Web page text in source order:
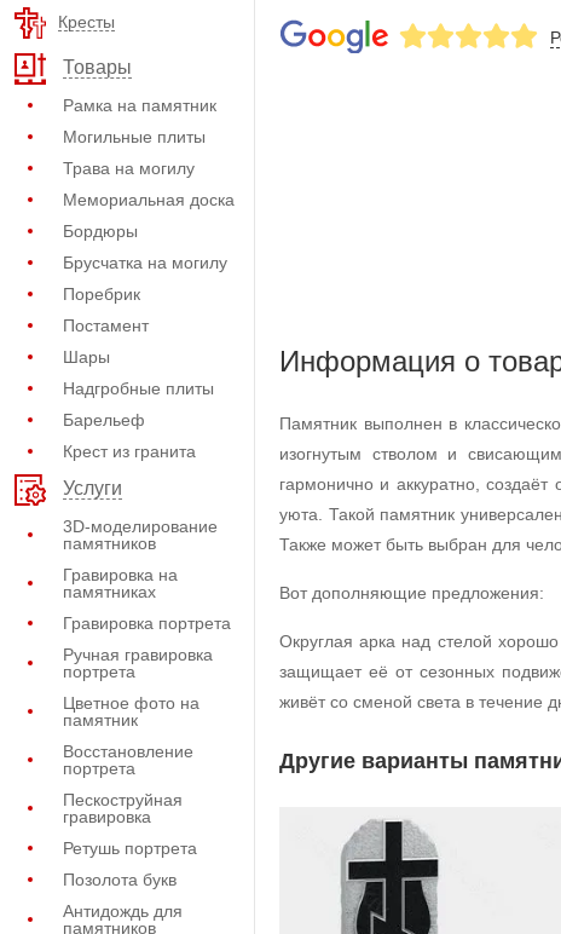
Кресты
Товары
Рамка на памятник
Могильные плиты
Трава на могилу
Мемориальная доска
Бордюры
Брусчатка на могилу
Поребрик
Постамент
Шары
Надгробные плиты
Барельеф
Крест из гранита
Услуги
3D-моделирование
памятников
Гравировка на
памятниках
Гравировка портрета
Ручная гравировка
портрета
Цветное фото на
памятник
Восстановление
портрета
Пескоструйная
гравировка
Ретушь портрета
Позолота букв
Антидождь для
памятников
Информация о
Памятник выполнен в
изогнутым стволом и
гармонично и аккуратно,
уюта. Такой памятник
Также может быть выбран для
Вот дополняющие предложения:
Округлая арка над стелой
защищает её от сезонных
живёт со сменой света в течение
Другие варианты